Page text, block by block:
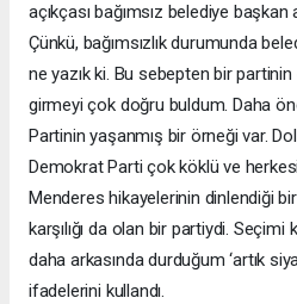
açıkçası bağımsız belediye
Çünkü, bağımsızlık durumunda
ne yazık ki. Bu sebepten bir partinin
girmeyi çok doğru buldum. Daha
Partinin yaşanmış bir örneği var.
Demokrat Parti çok köklü ve
Menderes hikayelerinin dinlendiği bir
karşılığı da olan bir partiydi. Seçimi
daha arkasında durduğum ‘artık
ifadelerini kullandı.